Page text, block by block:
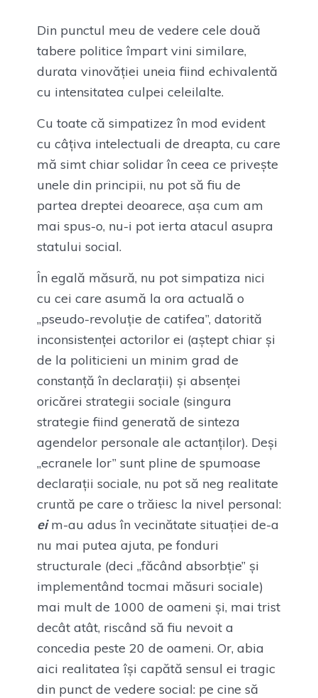
Din punctul meu de vedere cele două
tabere politice împart vini similare,
durata vinovăției uneia fiind echivalentă
cu intensitatea culpei celeilalte.
Cu toate că simpatizez în mod evident
cu câțiva intelectuali de dreapta, cu care
mă simt chiar solidar în ceea ce privește
unele din principii, nu pot să fiu de
partea dreptei deoarece, așa cum am
mai spus-o, nu-i pot ierta atacul asupra
statului social.
În egală măsură, nu pot simpatiza nici
cu cei care asumă la ora actuală o
„pseudo-revoluție de catifea”, datorită
inconsistenței actorilor ei (aștept chiar și
de la politicieni un minim grad de
constanță în declarații) și absenței
oricărei strategii sociale (singura
strategie fiind generată de sinteza
agendelor personale ale actanților). Deși
„ecranele lor” sunt pline de spumoase
declarații sociale, nu pot să neg realitate
cruntă pe care o trăiesc la nivel personal:
eim-au adus în vecinătate situației de-a
nu mai putea ajuta, pe fonduri
structurale (deci „făcând absorbție” și
implementând tocmai măsuri sociale)
mai mult de 1000 de oameni și, mai trist
decât atât, riscând să fiu nevoit a
concedia peste 20 de oameni. Or, abia
aici realitatea își capătă sensul ei tragic
din punct de vedere social: pe cine să